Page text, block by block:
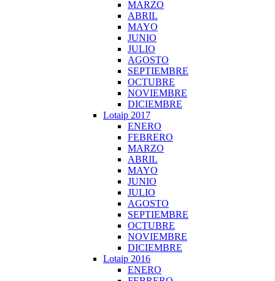
MARZO
ABRIL
MAYO
JUNIO
JULIO
AGOSTO
SEPTIEMBRE
OCTUBRE
NOVIEMBRE
DICIEMBRE
Lotaip 2017
ENERO
FEBRERO
MARZO
ABRIL
MAYO
JUNIO
JULIO
AGOSTO
SEPTIEMBRE
OCTUBRE
NOVIEMBRE
DICIEMBRE
Lotaip 2016
ENERO